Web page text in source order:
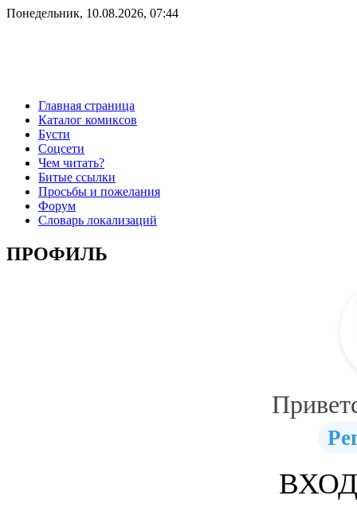
Понедельник, 10.08.2026, 07:44
Главная страница
Каталог комиксов
Бусти
Соцсети
Чем читать?
Битые ссылки
Просьбы и пожелания
Форум
Словарь локализаций
ПРОФИЛЬ